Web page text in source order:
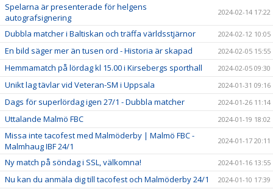
Spelarna är presenterade för helgens
autografsignering
2024-02-14 17:22
Dubbla matcher i Baltiskan och träffa världsstjärnor 2024-02-12 10:05
En bild säger mer än tusen ord - Historia är skapad 2024-02-05 15:55
Hemmamatch på lördag kl 15.00 i Kirsebergs sporthall 2024-02-05 09:30
Unikt lag tävlar vid Veteran-SM i Uppsala 2024-01-31 09:16
Dags för superlördag igen 27/1 - Dubbla matcher 2024-01-26 11:14
Uttalande Malmö FBC 2024-01-19 18:02
Missa inte tacofest med Malmöderby | Malmö FBC -
Malmhaug IBF 24/1
2024-01-17 20:11
Ny match på söndag i SSL, välkomna! 2024-01-16 13:55
Nu kan du anmäla dig till tacofest och Malmöderby 24/1 2024-01-10 17:39